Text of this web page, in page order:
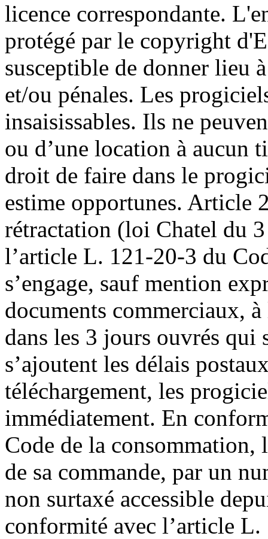
licence correspondante.
protégé par le copyright
susceptible de donner lieu
et/ou pénales. Les
insaisissables. Ils ne
ou d’une location à aucun
droit de faire dans le
estime opportunes.
rétractation (loi Chatel du
l’article L. 121-20-3 du
s’engage, sauf mention
documents commerciaux,
dans les 3 jours ouvrés qui
s’ajoutent les délais
téléchargement, les
immédiatement. En
Code de la
de sa commande, par un
non surtaxé accessible
conformité avec l’article